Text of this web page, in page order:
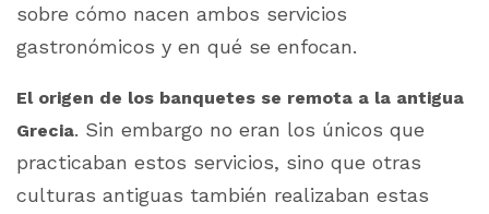
sobre cómo nacen ambos servicios
gastronómicos y en qué se enfocan.
El origen de los banquetes se remota a la antigua
Grecia. Sin embargo no eran los únicos que
practicaban estos servicios, sino que otras
culturas antiguas también realizaban estas